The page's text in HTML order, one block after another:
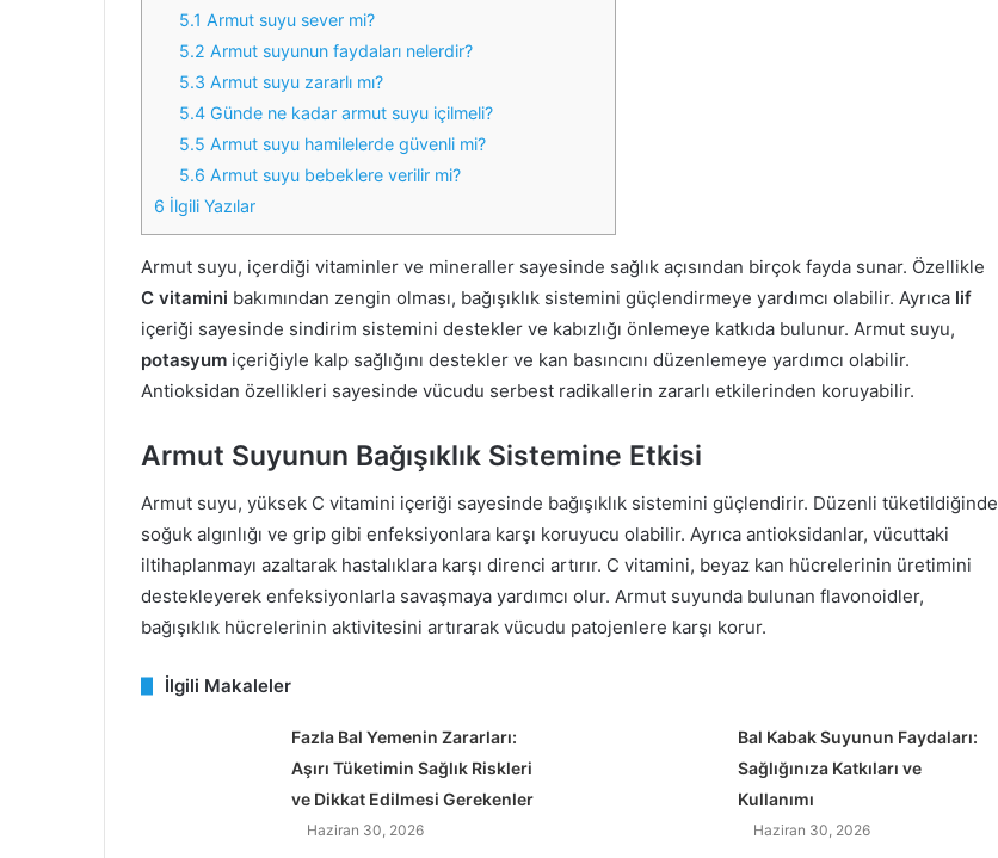
5.1 Armut suyu sever mi?
5.2 Armut suyunun faydaları nelerdir?
5.3 Armut suyu zararlı mı?
5.4 Günde ne kadar armut suyu içilmeli?
5.5 Armut suyu hamilelerde güvenli mi?
5.6 Armut suyu bebeklere verilir mi?
6 İlgili Yazılar
Armut suyu, içerdiği vitaminler ve mineraller sayesinde sağlık açısından birçok fayda sunar. Özellikle
C vitamini bakımından zengin olması, bağışıklık sistemini güçlendirmeye yardımcı olabilir. Ayrıca lif
içeriği sayesinde sindirim sistemini destekler ve kabızlığı önlemeye katkıda bulunur. Armut suyu,
potasyum içeriğiyle kalp sağlığını destekler ve kan basıncını düzenlemeye yardımcı olabilir.
Antioksidan özellikleri sayesinde vücudu serbest radikallerin zararlı etkilerinden koruyabilir.
Armut Suyunun Bağışıklık Sistemine Etkisi
Armut suyu, yüksek C vitamini içeriği sayesinde bağışıklık sistemini güçlendirir. Düzenli tüketildiğinde
soğuk algınlığı ve grip gibi enfeksiyonlara karşı koruyucu olabilir. Ayrıca antioksidanlar, vücuttaki
iltihaplanmayı azaltarak hastalıklara karşı direnci artırır. C vitamini, beyaz kan hücrelerinin üretimini
destekleyerek enfeksiyonlarla savaşmaya yardımcı olur. Armut suyunda bulunan flavonoidler,
bağışıklık hücrelerinin aktivitesini artırarak vücudu patojenlere karşı korur.
İlgili Makaleler
Fazla Bal Yemenin Zararları:
Aşırı Tüketimin Sağlık Riskleri
ve Dikkat Edilmesi Gerekenler
Haziran 30, 2026
Bal Kabak Suyunun Faydaları:
Sağlığınıza Katkıları ve
Kullanımı
Haziran 30, 2026